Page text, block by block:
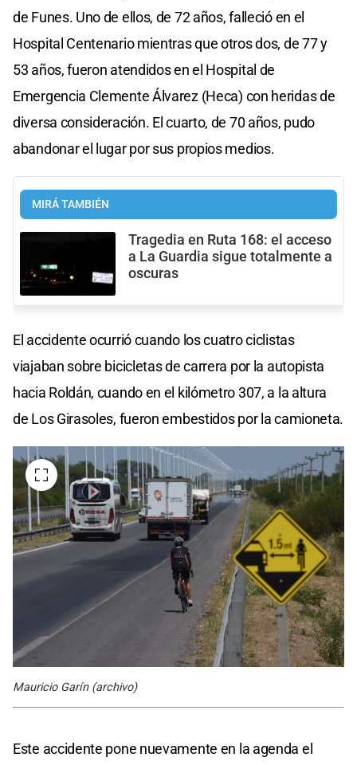
de Funes. Uno de ellos, de 72 años, falleció en el
Hospital Centenario mientras que otros dos, de 77 y
53 años, fueron atendidos en el Hospital de
Emergencia Clemente Álvarez (Heca) con heridas de
diversa consideración. El cuarto, de 70 años, pudo
abandonar el lugar por sus propios medios.
MIRÁ TAMBIÉN
Tragedia en Ruta 168: el acceso
a La Guardia sigue totalmente a
oscuras
El accidente ocurrió cuando los cuatro ciclistas
viajaban sobre bicicletas de carrera por la autopista
hacia Roldán, cuando en el kilómetro 307, a la altura
de Los Girasoles, fueron embestidos por la camioneta.
Mauricio Garín (archivo)
Este accidente pone nuevamente en la agenda el